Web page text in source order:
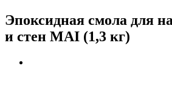
Эпоксидная смола для
и стен MAI (1,3 кг)